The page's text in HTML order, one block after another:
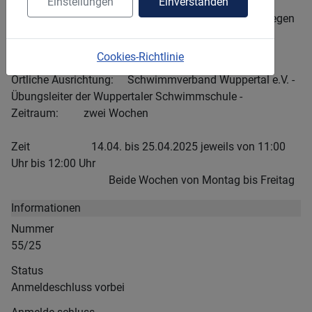
Cookies-Richtlinie
- Steigerung der Freude und Motivation für das Bewegen
und Üben im Wasser
Zielgruppe: Schulkinder der Klassen 3 bis 6
Örtliche Ausrichtung: Schwimmverband Wuppertal e.V. -
Übungsleiter der Wuppertaler Schwimmschule -
Zeitraum: zwei Wochen
Zeit 14.04. bis 25.04.2025 jeweils von 11:00
Uhr bis 12:00 Uhr
Beide Wochen von Montag bis Freitag
Informationen
Nummer
55/25
Status
Anmeldeschluss vorbei